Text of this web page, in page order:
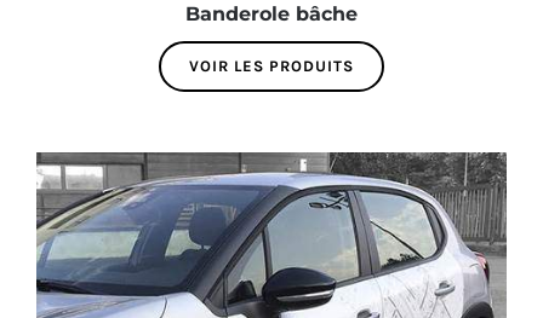
Banderole bâche
VOIR LES PRODUITS